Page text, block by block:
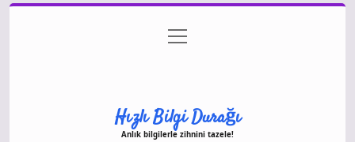
Gizlilik Politikası
menüyü
aç
Hızlı Bilgi Durağı
Anlık bilgilerle zihnini tazele!